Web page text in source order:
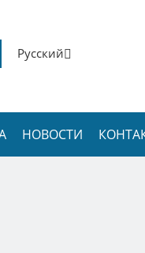
Pусский
НОВОСТИ